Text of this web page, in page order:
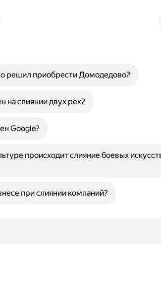
решил приобрести Домодедово?
на слиянии двух рек?
Google?
происходит слияние боевых
при слиянии компаний?